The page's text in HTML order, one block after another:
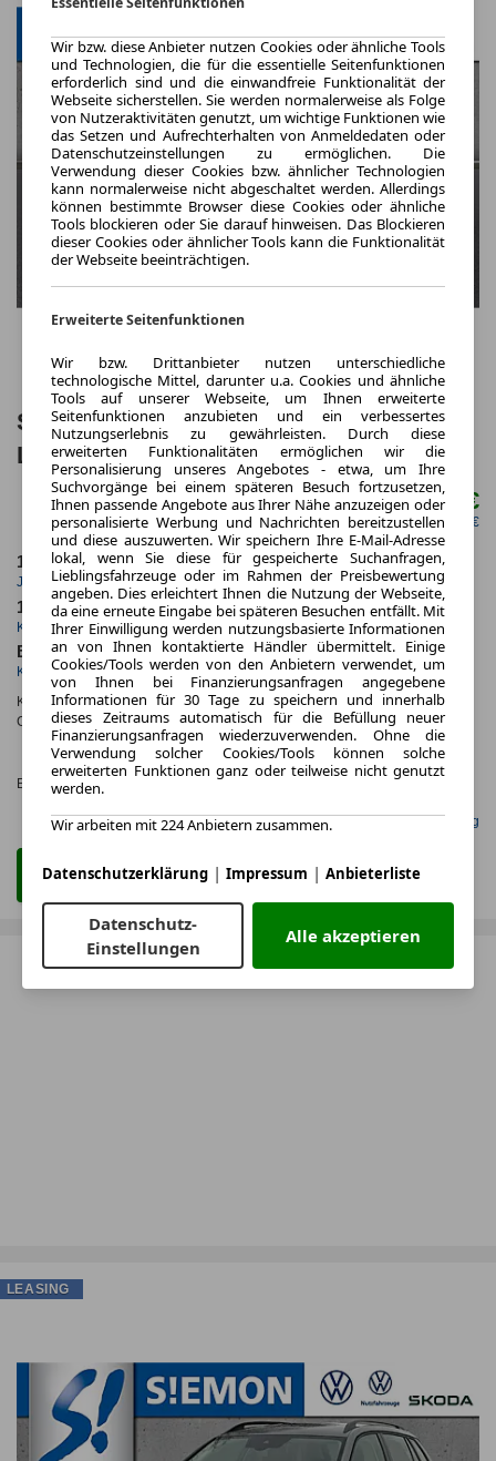
Skoda Kamiq Selection 1.0 TSI AHK
LED SHZ PDC Temp BT
ab mtl.199,00 €
netto mtl. 167,23 €
10.000,0 km
Jahrliche Fahrleistung
24 Monate
Laufzeit
10 km
Kilometerstand
ca. 70 kW (95 PS)
Leistung
Benzin
Kraftstoff
Kraftstoffverbr.¹: ca. 5,0 l/100km (komb.)
CO
-Emissionen*:ca. 123 g/km(komb.)
Effizienzklasse:
CO₂-
KLASSE
Gefunden auf Null Leasing
Zum Leasing Angebot
LEASING
Wir bzw. diese Anbieter nutzen Cookies oder ähnliche Tools
und Technologien, die für die essentielle Seitenfunktionen
erforderlich sind und die einwandfreie Funktionalität der
Webseite sicherstellen. Sie werden normalerweise als Folge
von Nutzeraktivitäten genutzt, um wichtige Funktionen wie
das Setzen und Aufrechterhalten von Anmeldedaten oder
Datenschutzeinstellungen zu ermöglichen. Die
Verwendung dieser Cookies bzw. ähnlicher Technologien
kann normalerweise nicht abgeschaltet werden. Allerdings
können bestimmte Browser diese Cookies oder ähnliche
Tools blockieren oder Sie darauf hinweisen. Das Blockieren
dieser Cookies oder ähnlicher Tools kann die Funktionalität
der Webseite beeinträchtigen.
Erweiterte Seitenfunktionen
Wir bzw. Drittanbieter nutzen unterschiedliche
technologische Mittel, darunter u.a. Cookies und ähnliche
Tools auf unserer Webseite, um Ihnen erweiterte
Seitenfunktionen anzubieten und ein verbessertes
Nutzungserlebnis zu gewährleisten. Durch diese
erweiterten Funktionalitäten ermöglichen wir die
Personalisierung unseres Angebotes - etwa, um Ihre
Suchvorgänge bei einem späteren Besuch fortzusetzen,
Ihnen passende Angebote aus Ihrer Nähe anzuzeigen oder
personalisierte Werbung und Nachrichten bereitzustellen
und diese auszuwerten. Wir speichern Ihre E-Mail-Adresse
lokal, wenn Sie diese für gespeicherte Suchanfragen,
Lieblingsfahrzeuge oder im Rahmen der Preisbewertung
angeben. Dies erleichtert Ihnen die Nutzung der Webseite,
da eine erneute Eingabe bei späteren Besuchen entfällt. Mit
Ihrer Einwilligung werden nutzungsbasierte Informationen
an von Ihnen kontaktierte Händler übermittelt. Einige
Cookies/Tools werden von den Anbietern verwendet, um
von Ihnen bei Finanzierungsanfragen angegebene
Informationen für 30 Tage zu speichern und innerhalb
dieses Zeitraums automatisch für die Befüllung neuer
Finanzierungsanfragen wiederzuverwenden. Ohne die
Verwendung solcher Cookies/Tools können solche
erweiterten Funktionen ganz oder teilweise nicht genutzt
werden.
Wir arbeiten mit 224 Anbietern zusammen.
Datenschutzerklärung | Impressum | Anbieterliste
Datenschutz-
Einstellungen
Alle akzeptieren